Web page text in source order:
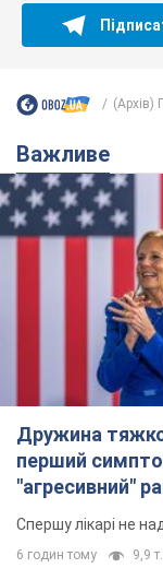
(Архів)
Важливе
Дружина
перший
"агресивний"
Спершу лікарі не
6 годин тому 9,9 т.